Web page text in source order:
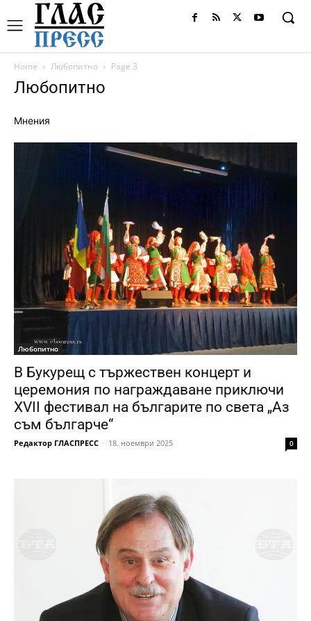
Home Любопитно Page 3
Любопитно
Мнения
Любопитно
В Букурещ с тържествен концерт и
церемония по награждаване приключи
XVII фестивал на българите по света „Аз
съм българче“
Редактор ГЛАСПРЕСС - 18. ноември 2025 0